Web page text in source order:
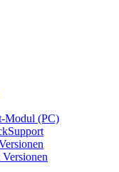
Modul (PC)